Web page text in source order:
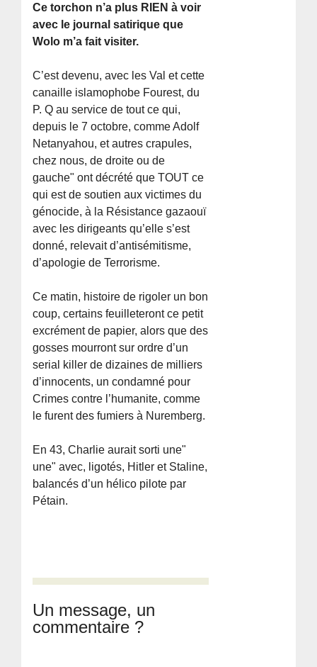
Ce torchon n’a plus RIEN à voir
avec le journal satirique que
Wolo m’a fait visiter.
C’est devenu, avec les Val et cette
canaille islamophobe Fourest, du
P. Q au service de tout ce qui,
depuis le 7 octobre, comme Adolf
Netanyahou, et autres crapules,
chez nous, de droite ou de
gauche" ont décrété que TOUT ce
qui est de soutien aux victimes du
génocide, à la Résistance gazaouï
avec les dirigeants qu’elle s’est
donné, relevait d’antisémitisme,
d’apologie de Terrorisme.
Ce matin, histoire de rigoler un bon
coup, certains feuilleteront ce petit
excrément de papier, alors que des
gosses mourront sur ordre d’un
serial killer de dizaines de milliers
d’innocents, un condamné pour
Crimes contre l’humanite, comme
le furent des fumiers à Nuremberg.
En 43, Charlie aurait sorti une"
une" avec, ligotés, Hitler et Staline,
balancés d’un hélico pilote par
Pétain.
Un message, un
commentaire ?